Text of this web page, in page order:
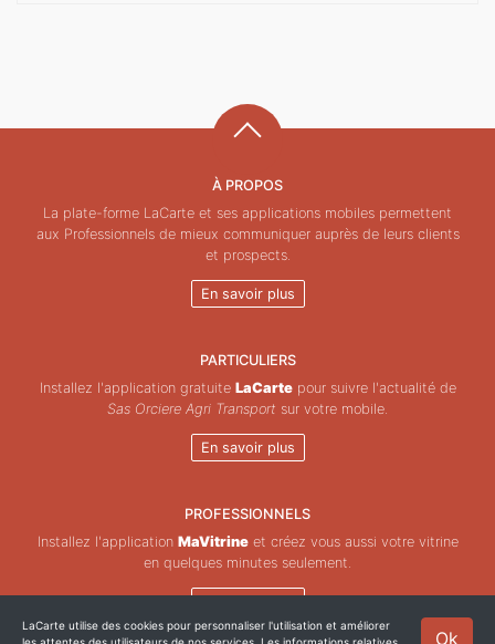
À PROPOS
La plate-forme LaCarte et ses applications mobiles permettent
aux Professionnels de mieux communiquer auprès de leurs clients
et prospects.
En savoir plus
PARTICULIERS
Installez l'application gratuite LaCartepour suivre l'actualité de
Sas Orciere Agri Transport sur votre mobile.
En savoir plus
PROFESSIONNELS
Installez l'application MaVitrineet créez vous aussi votre vitrine
en quelques minutes seulement.
En savoir plus
Ok
LaCarte utilise des cookies pour personnaliser l'utilisation et améliorer